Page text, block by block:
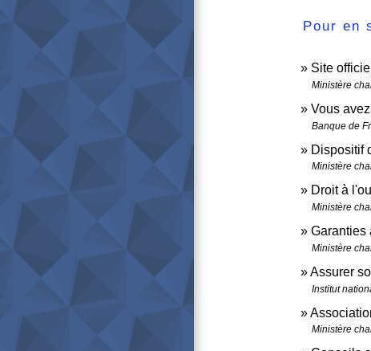
Pour en
Site
Ministère
Vous
Banque de
Dispositif
Ministère
Droit à
Ministère
Garanties
Ministère
Assurer
Institut
Ministère